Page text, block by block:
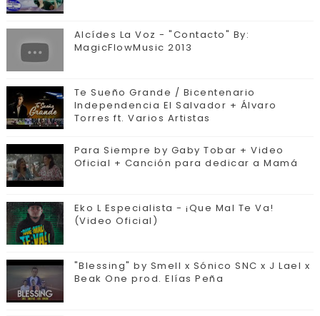
Alcídes La Voz - "Contacto" By:
MagicFlowMusic 2013
Te Sueño Grande / Bicentenario
Independencia El Salvador + Álvaro
Torres ft. Varios Artistas
Para Siempre by Gaby Tobar + Video
Oficial + Canción para dedicar a Mamá
Eko L Especialista - ¡Que Mal Te Va!
(Video Oficial)
"Blessing" by Smell x Sónico SNC x J Lael x
Beak One prod. Elías Peña